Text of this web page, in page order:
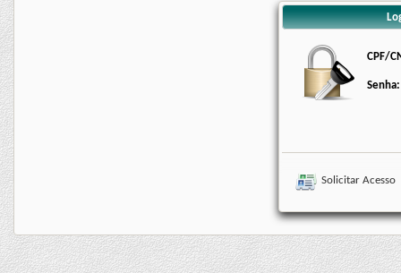
CPF/
Senha:
Solicitar Acesso